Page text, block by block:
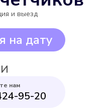
и выезд
на дату
нам
95-20